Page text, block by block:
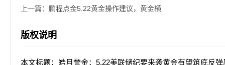
上一篇： 鹏程点金5.22黄金操作建议，黄金横
版权说明
本文标题：皓月誉金：5.22美联储纪要来袭黄金有望筑底反